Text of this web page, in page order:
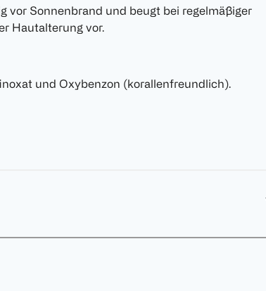
vor Sonnenbrand und beugt bei regelmäßiger
Hautalterung vor.
und Oxybenzon (korallenfreundlich).